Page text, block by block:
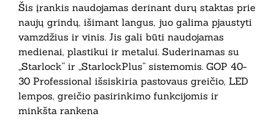
Šis įrankis naudojamas derinant durų staktas prie
naujų grindų, išimant langus, juo galima pjaustyti
vamzdžius ir vinis. Jis gali būti naudojamas
medienai, plastikui ir metalui. Suderinamas su
„Starlock“ ir „StarlockPlus“ sistemomis. GOP 40-
30 Professional išsiskiria pastovaus greičio, LED
lempos, greičio pasirinkimo funkcijomis ir
minkšta rankena